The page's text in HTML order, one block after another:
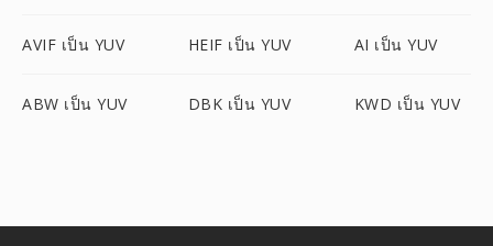
AVIF เป็น YUV HEIF เป็น YUV AI เป็น YUV
ABW เป็น YUV DBK เป็น YUV KWD เป็น YUV